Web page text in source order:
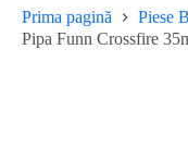
Prima pagină Piese
Pipa Funn Crossfire